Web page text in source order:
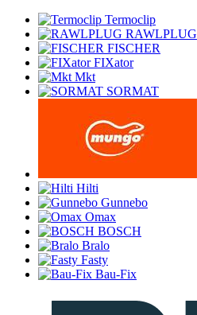
Termoclip
RAWLPLUG
FISCHER
FIXator
Mkt
SORMAT
Hilti
Gunnebo
Omax
BOSCH
Bralo
Fasty
Bau-Fix